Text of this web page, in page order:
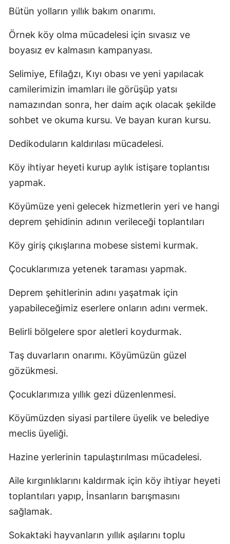
Bütün yolların yıllık bakım onarımı.
Örnek köy olma mücadelesi için sıvasız ve
boyasız ev kalmasın kampanyası.
Selimiye, Efilağzı, Kıyı obası ve yeni yapılacak
camilerimizin imamları ile görüşüp yatsı
namazından sonra, her daim açık olacak şekilde
sohbet ve okuma kursu. Ve bayan kuran kursu.
Dedikoduların kaldırılası mücadelesi.
Köy ihtiyar heyeti kurup aylık istişare toplantısı
yapmak.
Köyümüze yeni gelecek hizmetlerin yeri ve hangi
deprem şehidinin adının verileceği toplantıları
Köy giriş çıkışlarına mobese sistemi kurmak.
Çocuklarımıza yetenek taraması yapmak.
Deprem şehitlerinin adını yaşatmak için
yapabileceğimiz eserlere onların adını vermek.
Belirli bölgelere spor aletleri koydurmak.
Taş duvarların onarımı. Köyümüzün güzel
gözükmesi.
Çocuklarımıza yıllık gezi düzenlenmesi.
Köyümüzden siyasi partilere üyelik ve belediye
meclis üyeliği.
Hazine yerlerinin tapulaştırılması mücadelesi.
Aile kırgınlıklarını kaldırmak için köy ihtiyar heyeti
toplantıları yapıp, İnsanların barışmasını
sağlamak.
Sokaktaki hayvanların yıllık aşılarını toplu